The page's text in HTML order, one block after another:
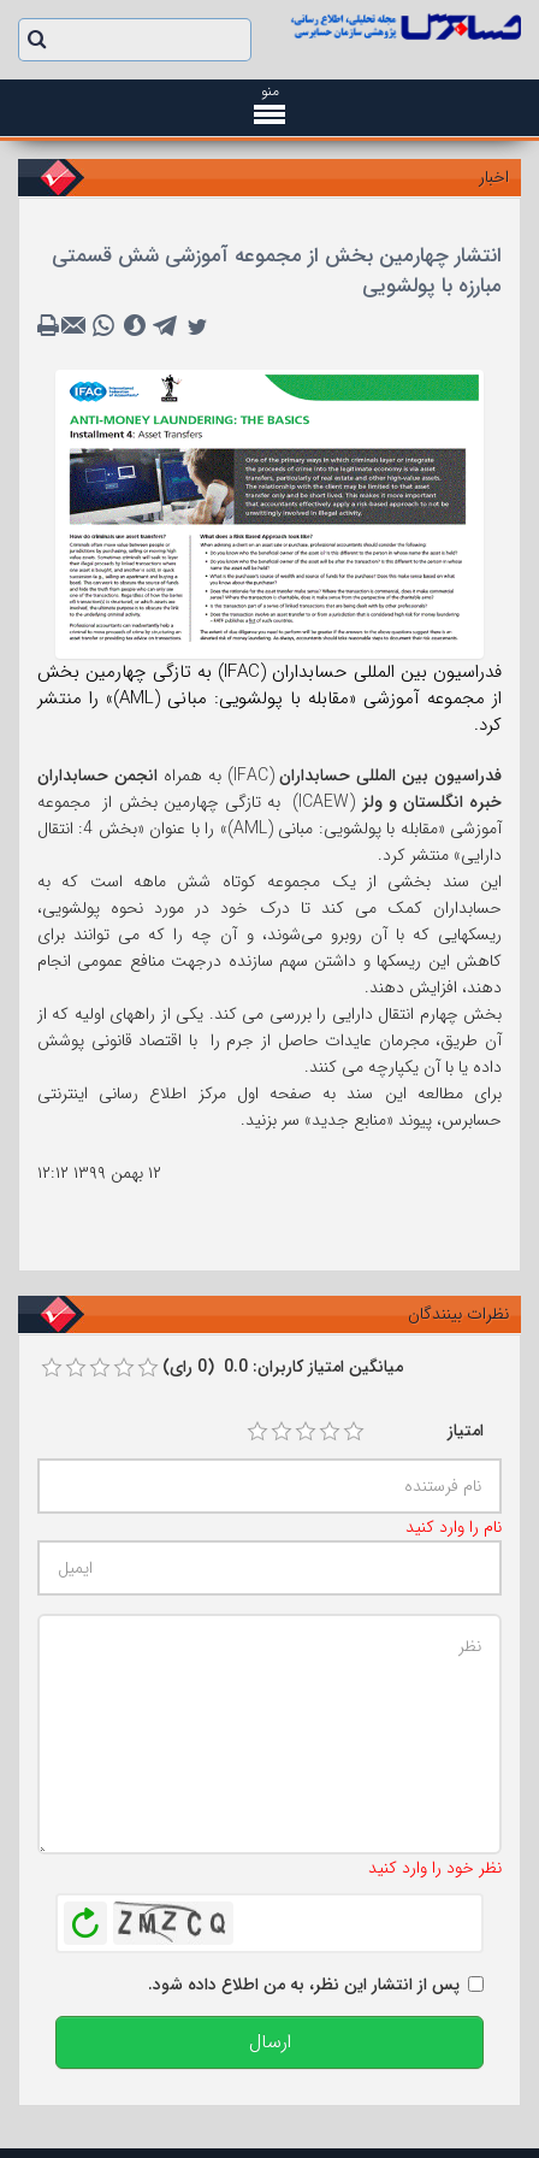
منو
اخبار
انتشار چهارمین بخش از مجموعه آموزشی شش قسمتی
مبارزه با پولشویی
فدراسیون بین المللی حسابداران (IFAC) به تازگی چهارمین بخش
از مجموعه آموزشی «مقابله با پولشویی: مبانی (AML)» را منتشر
کرد.
فدراسیون بین المللی حسابداران(IFAC) به همراه
انجمن حسابداران
خبره انگلستان و ولز
(ICAEW) به تازگی چهارمین بخش از مجموعه
آموزشی «مقابله با پولشویی: مبانی (AML)» را با عنوان «بخش 4: انتقال
دارایی» منتشر کرد.
این سند بخشی از یک مجموعه کوتاه شش ماهه است که به
حسابداران کمک می کند تا درک خود در مورد نحوه پولشویی،
ریسکهایی که با آن روبرو می‌شوند، و آن چه را که می توانند برای
کاهش این ریسکها و داشتن سهم سازنده درجهت منافع عمومی انجام
دهند، افزایش دهند.
بخش چهارم انتقال دارایی را بررسی می کند. یکی از راههای اولیه که از
آن طریق، مجرمان عایدات حاصل از جرم را با اقتصاد قانونی پوشش
داده یا با آن یکپارچه می کنند.
برای مطالعه این سند به صفحه اول مرکز اطلاع رسانی اینترنتی
حسابرس، پیوند «منابع جدید» سر بزنید.
۱۲ بهمن ۱۳۹۹
۱۲:۱۲
نظرات بینندگان
میانگین امتیاز کاربران: 0.0 (0 رای)
امتیاز
نام را وارد کنید
نظر خود را وارد کنید
پس از انتشار این نظر، به من اطلاع داده شود.
ارسال